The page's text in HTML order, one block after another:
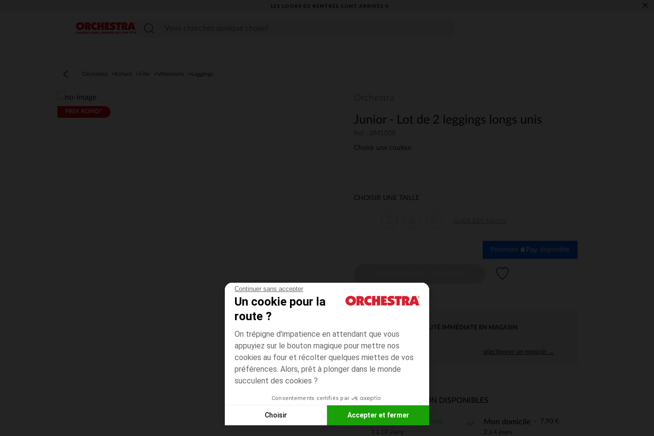
Continuer sans accepter
Un cookie pour la
route ?
On trépigne d'impatience en attendant que vous
appuyiez sur le bouton magique pour mettre nos
cookies au four et récolter quelques miettes de vos
préférences. Alors, prêt à plonger dans le monde
succulent des cookies ?
Consentements certifiés par
Choisir Accepter et fermer
Plateforme de Gestion du Consentement : Personnalisez vos Options
LES LOOKS DE RENTRÉE SONT ARRIVÉS ✨ ×
Menu
Orchestra Enfant Fille Vêtements Leggings
PRIX ROND*
Junior - Lot de 2 leggings longs unis
Choisir une couleur
CHOISIR UNE TAILLE
Paiement disponible
DISPONIBILITÉ IMMÉDIATE EN MAGASIN
sélectionner un magasin →
MODES DE LIVRAISON DISPONIBLES
3 à 10 jours
Mon domicile 7,90 €
2 à 4 jours